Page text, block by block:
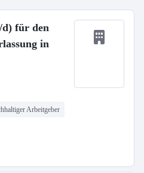
d) für den
in
Arbeitgeber